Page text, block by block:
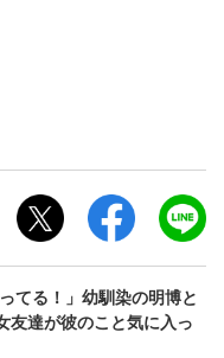
てる！」幼馴染の明博と
友達が彼のこと気に入っ